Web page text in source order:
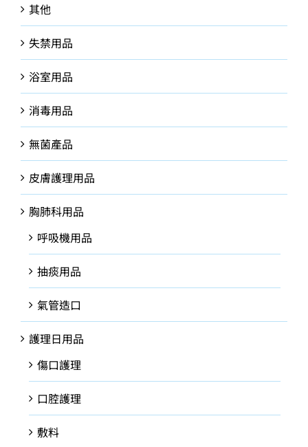
其他
失禁用品
浴室用品
消毒用品
無菌產品
皮膚護理用品
胸肺科用品
呼吸機用品
抽痰用品
氣管造口
護理日用品
傷口護理
口腔護理
敷料